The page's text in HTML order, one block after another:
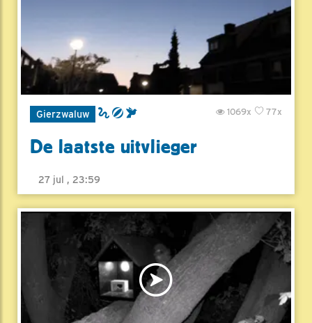
Gierzwaluw 77x
1069x
De laatste uitvlieger
27 jul , 23:59